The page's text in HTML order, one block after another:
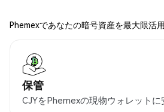
Phemexであなたの暗号資産を最大限活用
保管
CJYをPhemexの現物ウォレットに